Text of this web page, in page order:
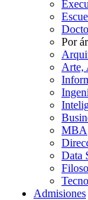
Por
Arte,
MBA
Data
Admisiones